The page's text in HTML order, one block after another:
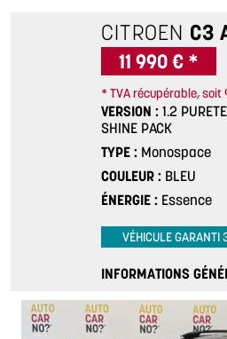
CITROEN C3
11 990 € *
* TVA récupérable, soit
VERSION
1.2
SHINE PACK
TYPE
Monospace
COULEUR
BLEU
ÉNERGIE
Essence
VÉHICULE GARANTI
INFORMATIONS